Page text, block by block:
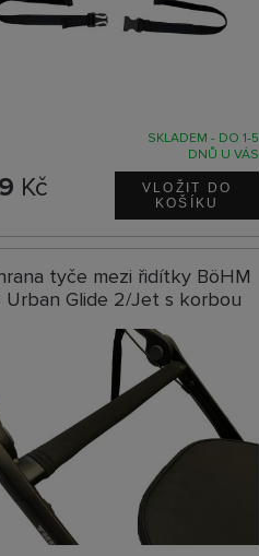
SKLADEM - DO 1-5
DNŮ U VÁS
Kč
tyče mezi řidítky BöHM
Urban Glide 2/Jet s korbou